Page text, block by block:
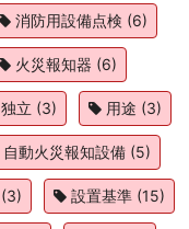
消防用設備点検 (6)
火災報知器 (6)
独立 (3) 用途 (3)
自動火災報知設備 (5)
(3) 設置基準 (15)